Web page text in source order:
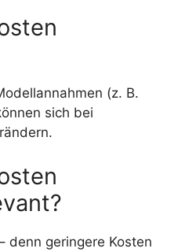
(z. B.
sich bei
denn geringere Kosten